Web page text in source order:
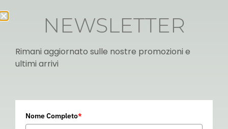
NEWSLETTER
Rimani aggiornato sulle nostre promozioni e
ultimi arrivi
Nome Completo*